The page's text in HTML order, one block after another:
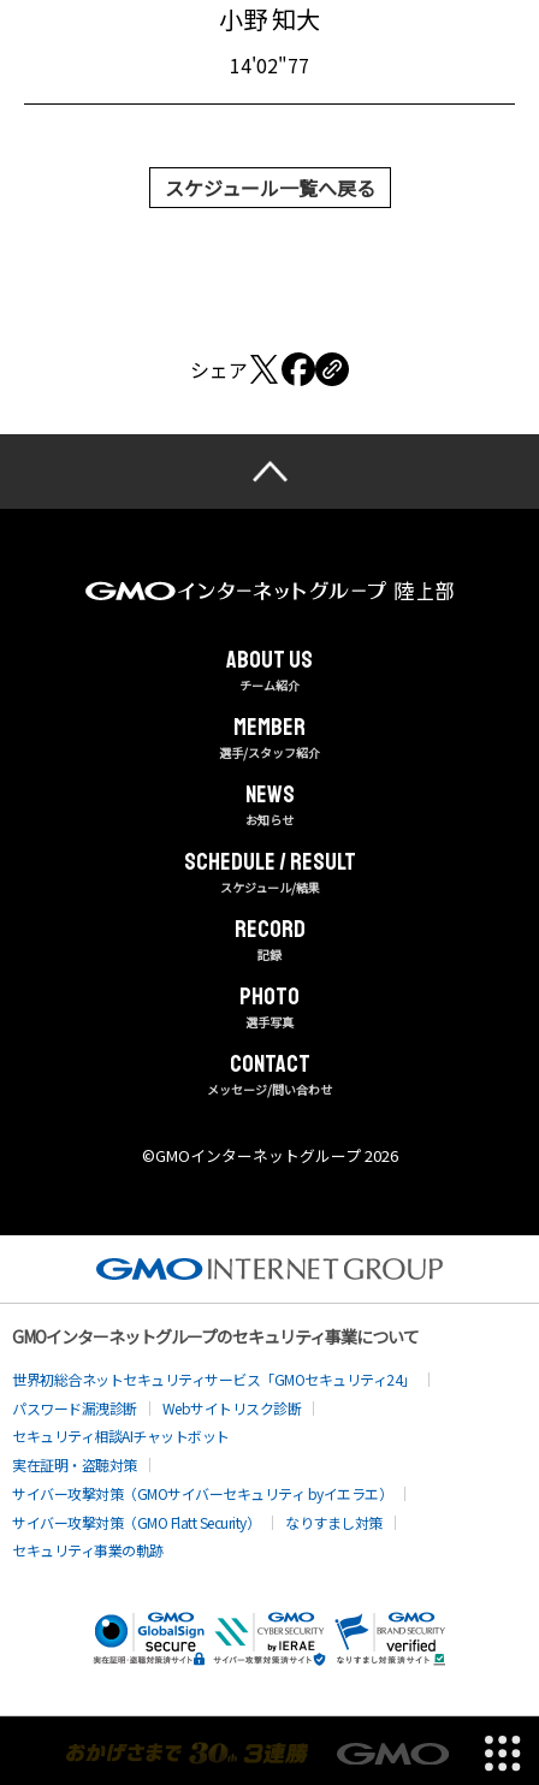
小野 知大
14'02"77
スケジュール一覧へ戻る
シェア
About us
チーム紹介
MEMBER
選手/スタッフ紹介
NEWS
お知らせ
Schedule / Result
スケジュール/結果
RECORD
記録
PHOTO
選手写真
CONTACT
メッセージ/問い合わせ
©︎GMOインターネットグループ 2026
GMOインターネットグループのセキュリティ事業について
世界初総合ネットセキュリティサービス「GMOセキュリティ24」
パスワード漏洩診断
Webサイトリスク診断
セキュリティ相談AIチャットボット
実在証明・盗聴対策
サイバー攻撃対策（GMOサイバーセキュリティ byイエラエ）
サイバー攻撃対策（GMO Flatt Security）
なりすまし対策
セキュリティ事業の軌跡